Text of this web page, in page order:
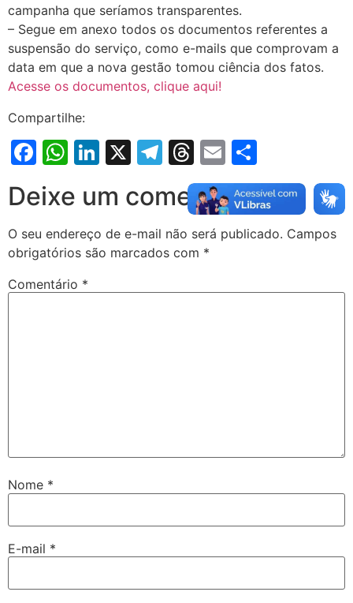
campanha que seríamos transparentes.
– Segue em anexo todos os documentos referentes a
suspensão do serviço, como e-mails que comprovam a
data em que a nova gestão tomou ciência dos fatos.
Acesse os documentos, clique aqui!
Compartilhe:
Facebook
WhatsApp
LinkedIn
X Telegram
Threads
Email
Deixe um comentário
O seu endereço de e-mail não será publicado. Campos
obrigatórios são marcados com *
Comentário *
Nome *
E-mail *